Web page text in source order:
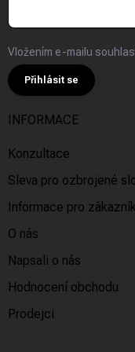
Vložením e-mailu
Přihlásit se
INFORMACE
Konzultace
Sleva pro ozbrojené
Informace pro
O nás
Napsali o nás
Hodnocení obchodu
Prodejci